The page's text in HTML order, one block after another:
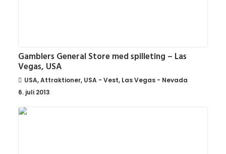
Gamblers General Store med spilleting – Las
Vegas, USA
USA,Attraktioner, USA - Vest, Las Vegas - Nevada
6. juli 2013